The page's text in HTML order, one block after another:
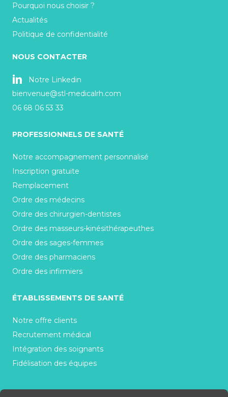
Pourquoi nous choisir ?
Actualités
Politique de confidentialité
NOUS CONTACTER
Notre Linkedin
bienvenue@stl-medicalrh.com
06 68 06 53 33
PROFESSIONNELS DE SANTÉ
Notre accompagnement personnalisé
Inscription gratuite
Remplacement
Ordre des médecins
Ordre des chirurgien-dentistes
Ordre des masseurs-kinésithérapeuthes
Ordre des sages-femmes
Ordre des pharmaciens
Ordre des infirmiers
ÉTABLISSEMENTS DE SANTÉ
Notre offre clients
Recrutement médical
Intégration des soignants
Fidélisation des équipes